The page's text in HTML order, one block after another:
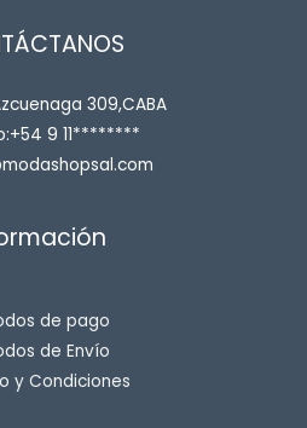
309,CABA
9 11********
de pago
de Envío
y Condiciones